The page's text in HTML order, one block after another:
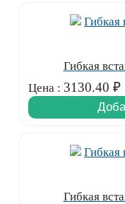
Гибкая
Цена : 3130.40 ₽
Гибкая